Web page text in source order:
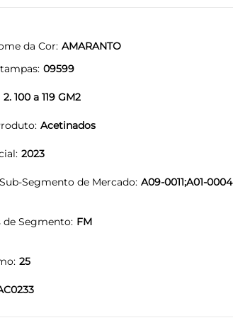
da Cor AMARANTO
09599
2. 100 a 119 GM2
Acetinados
2023
Segmento de Mercado A09-0011;A01-0004
de Segmento FM
25